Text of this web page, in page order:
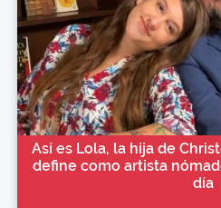
Así es Lola, la hija de
define como artista
día